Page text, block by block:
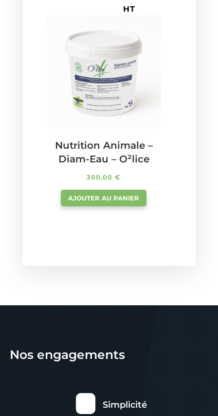
Nutrition Animale –
Diam-Eau – O²lice
300,00€
HT
AJOUTER AU PANIER
Nos engagements
Simplicité